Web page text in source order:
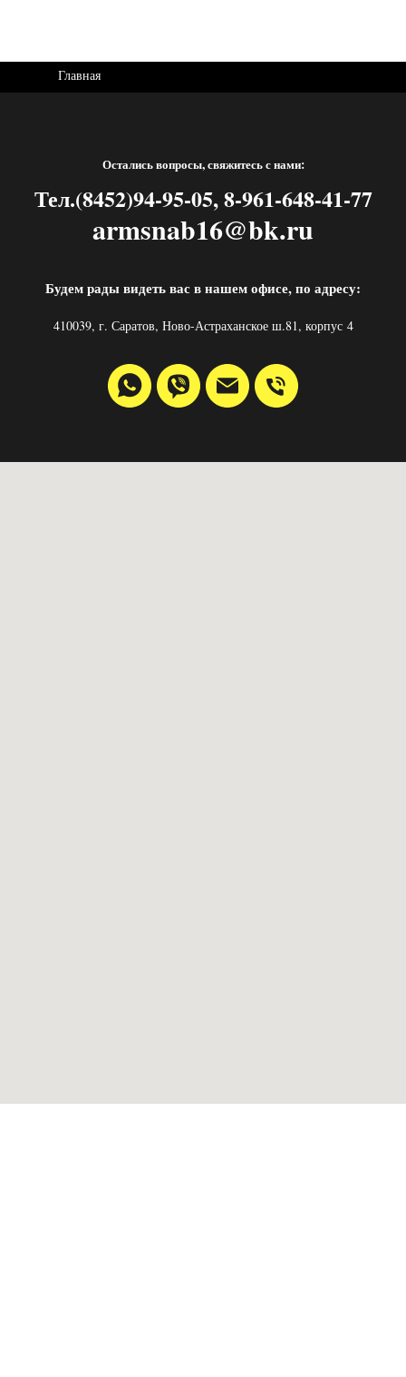
Главная
Остались вопросы, свяжитесь с нами:
Тел.(8452)94-95-05, 8-961-648-41-77
armsnab16@bk.ru
Будем рады видеть вас в нашем офисе, по адресу:
410039, г. Саратов, Ново-Астраханское ш.81, корпус 4